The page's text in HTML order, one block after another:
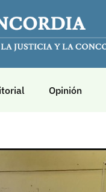
Opinión